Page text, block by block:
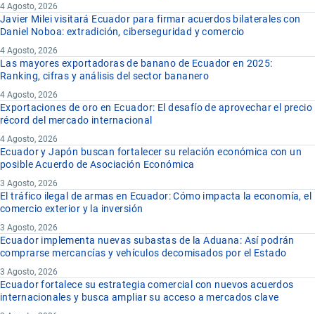
4 Agosto, 2026
Javier Milei visitará Ecuador para firmar acuerdos bilaterales con
Daniel Noboa: extradición, ciberseguridad y comercio
4 Agosto, 2026
Las mayores exportadoras de banano de Ecuador en 2025:
Ranking, cifras y análisis del sector bananero
4 Agosto, 2026
Exportaciones de oro en Ecuador: El desafío de aprovechar el precio
récord del mercado internacional
4 Agosto, 2026
Ecuador y Japón buscan fortalecer su relación económica con un
posible Acuerdo de Asociación Económica
3 Agosto, 2026
El tráfico ilegal de armas en Ecuador: Cómo impacta la economía, el
comercio exterior y la inversión
3 Agosto, 2026
Ecuador implementa nuevas subastas de la Aduana: Así podrán
comprarse mercancías y vehículos decomisados por el Estado
3 Agosto, 2026
Ecuador fortalece su estrategia comercial con nuevos acuerdos
internacionales y busca ampliar su acceso a mercados clave